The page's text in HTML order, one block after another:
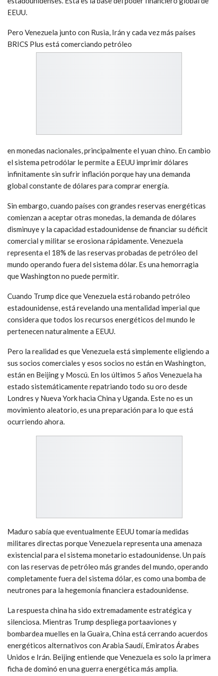
EEUU.
Pero Venezuela junto con Rusia, Irán y cada vez más países
BRICS Plus está comerciando petróleo
en monedas nacionales, principalmente el yuan chino. En cambio
el sistema petrodólar le permite a EEUU imprimir dólares
infinitamente sin sufrir inflación porque hay una demanda
global constante de dólares para comprar energía.
Sin embargo, cuando países con grandes reservas energéticas
comienzan a aceptar otras monedas, la demanda de dólares
disminuye y la capacidad estadounidense de financiar su déficit
comercial y militar se erosiona rápidamente. Venezuela
representa el 18% de las reservas probadas de petróleo del
mundo operando fuera del sistema dólar. Es una hemorragia
que Washington no puede permitir.
Cuando Trump dice que Venezuela está robando petróleo
estadounidense, está revelando una mentalidad imperial que
considera que todos los recursos energéticos del mundo le
pertenecen naturalmente a EEUU.
Pero la realidad es que Venezuela está simplemente eligiendo a
sus socios comerciales y esos socios no están en Washington,
están en Beijing y Moscú. En los últimos 5 años Venezuela ha
estado sistemáticamente repatriando todo su oro desde
Londres y Nueva York hacia China y Uganda. Este no es un
movimiento aleatorio, es una preparación para lo que está
ocurriendo ahora.
Maduro sabía que eventualmente EEUU tomaría medidas
militares directas porque Venezuela representa una amenaza
existencial para el sistema monetario estadounidense. Un país
con las reservas de petróleo más grandes del mundo, operando
completamente fuera del sistema dólar, es como una bomba de
neutrones para la hegemonía financiera estadounidense.
La respuesta china ha sido extremadamente estratégica y
silenciosa. Mientras Trump despliega portaaviones y
bombardea muelles en la Guaira, China está cerrando acuerdos
energéticos alternativos con Arabia Saudí, Emiratos Árabes
Unidos e Irán. Beijing entiende que Venezuela es solo la primera
ficha de dominó en una guerra energética más amplia.